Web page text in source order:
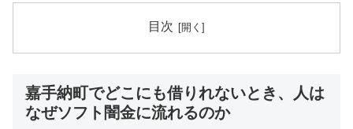
目次
嘉手納町でどこにも借りれないとき、人は
なぜソフト闇金に流れるのか